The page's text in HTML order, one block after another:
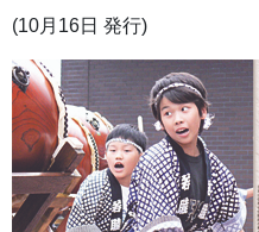
(10月16日 発行)